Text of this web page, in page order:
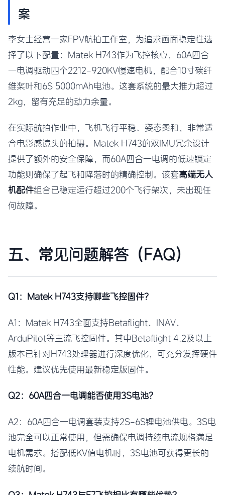
案
李女士经营一家FPV航拍工作室，为追求画面稳定性选
择了以下配置：Matek H743作为飞控核心，60A四合
一电调驱动四个2212-920KV慢速电机，配合10寸碳纤
维桨叶和6S 5000mAh电池。这套系统的最大推力超过
2kg，留有充足的动力余量。
在实际航拍作业中，飞机飞行平稳、姿态柔和，非常适
合电影感镜头的拍摄。Matek H743的双IMU冗余设计
提供了额外的安全保障，而60A四合一电调的低速锁定
功能则确保了起飞和降落时的精确控制。该套高端无人
机配件组合已稳定运行超过200个飞行架次，未出现任
何故障。
五、常见问题解答（FAQ）
Q1：Matek H743支持哪些飞控固件？
A1：Matek H743全面支持Betaflight、INAV、
ArduPilot等主流飞控固件。其中Betaflight 4.2及以上
版本已针对H743处理器进行深度优化，可充分发挥硬件
性能。建议优先使用最新稳定版固件。
Q2：60A四合一电调能否使用3S电池？
A2：60A四合一电调套装支持2S-6S锂电池供电。3S电
池完全可以正常使用，但需确保电调持续电流规格满足
电机需求。搭配低KV值电机时，3S电池可获得更长的
续航时间。